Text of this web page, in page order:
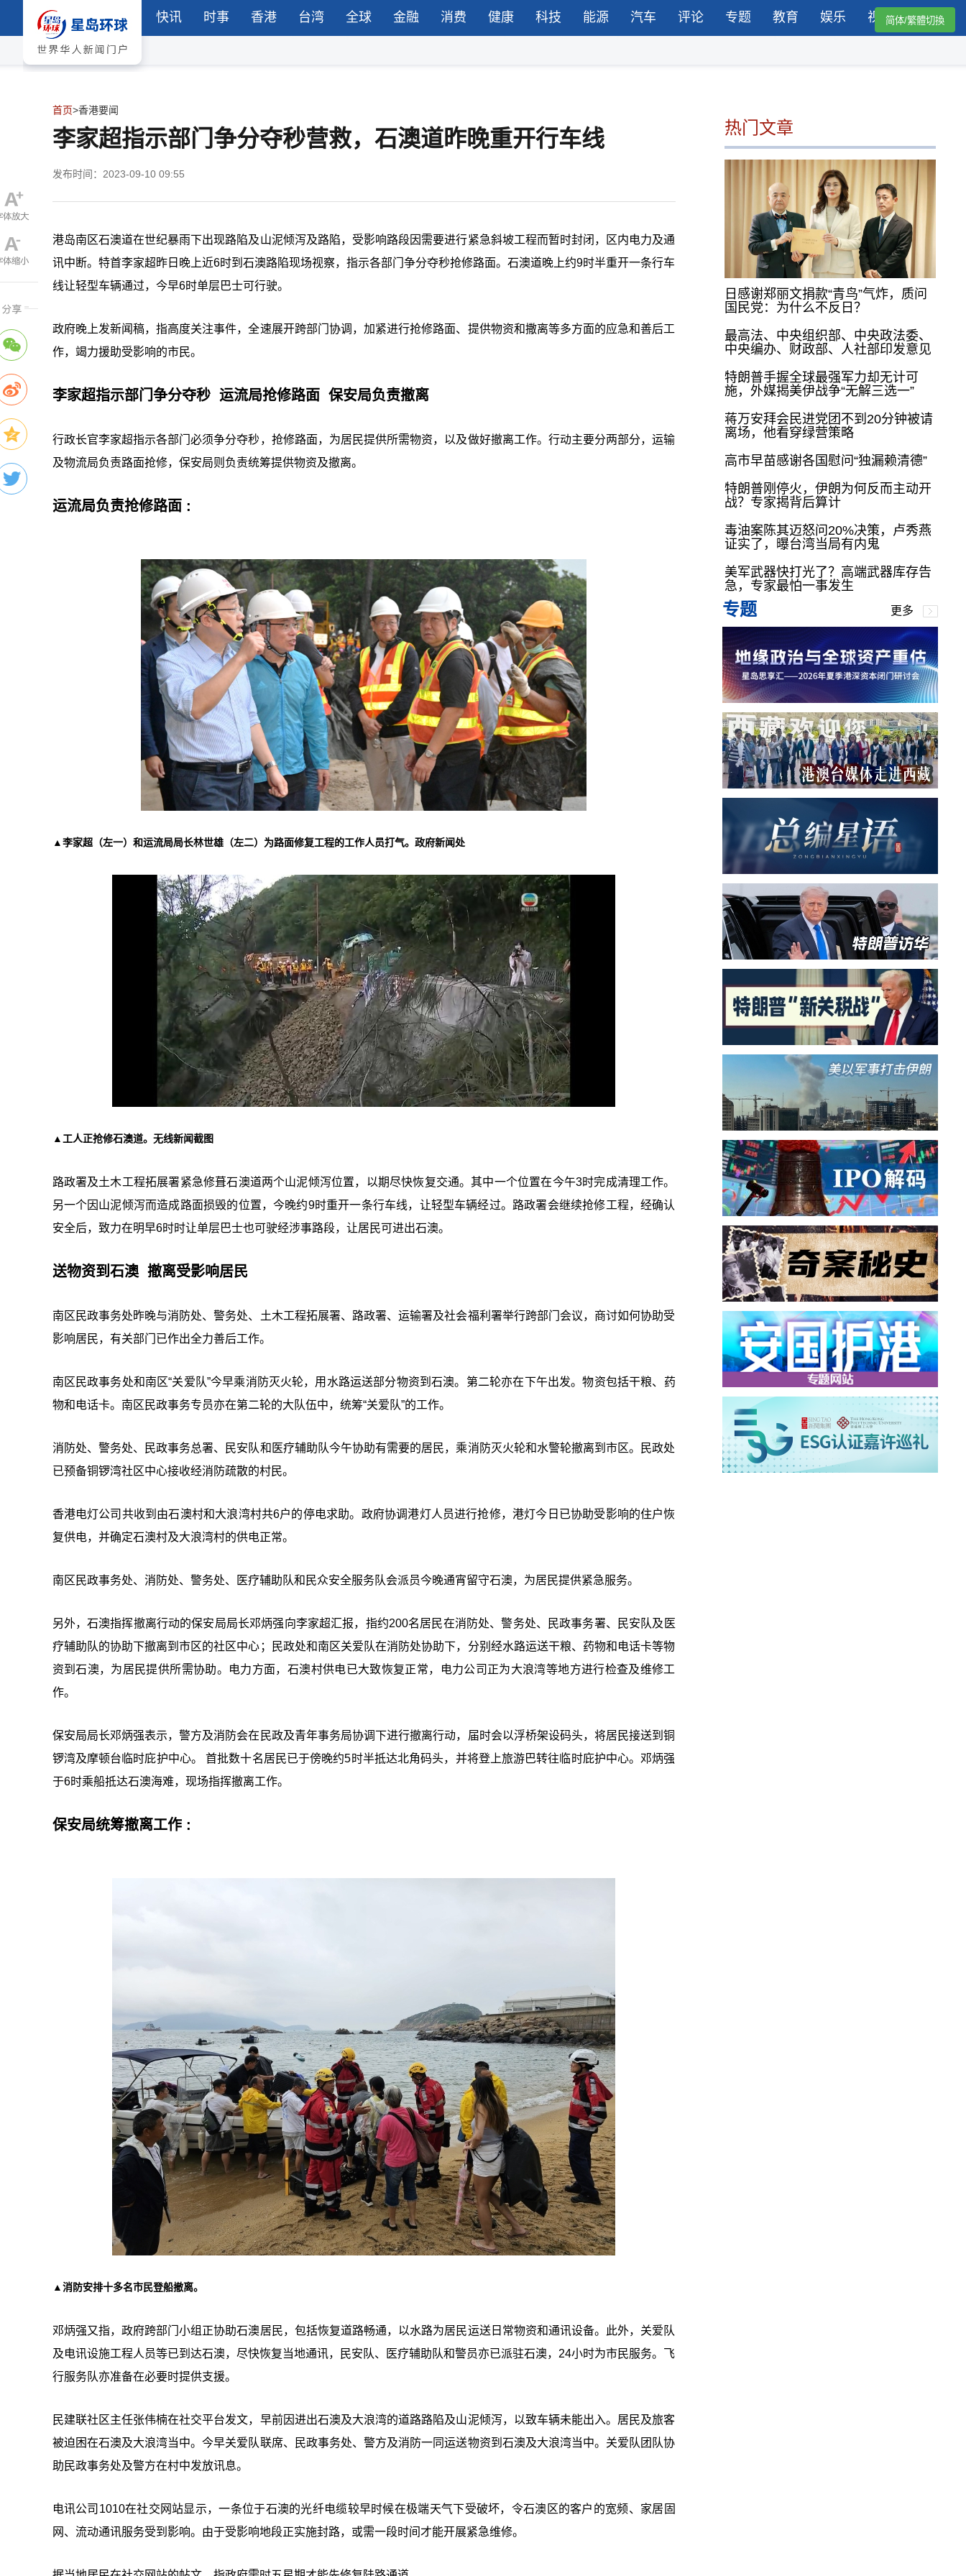
快讯 时事 香港 台湾 全球 金融 消费 健康 科技 能源 汽车 评论 专题 教育 娱乐 视频简体/繁體切換
首页>香港要闻
李家超指示部门争分夺秒营救，石澳道昨晚重开行车线
发布时间：2023-09-10 09:55
港岛南区石澳道在世纪暴雨下出现路陷及山泥倾泻及路陷，受影响路段因需要进行紧急斜坡工程而暂时封闭，区内电力及通
讯中断。特首李家超昨日晚上近6时到石澳路陷现场视察，指示各部门争分夺秒抢修路面。石澳道晚上约9时半重开一条行车
线让轻型车辆通过，今早6时单层巴士可行驶。
政府晚上发新闻稿，指高度关注事件，全速展开跨部门协调，加紧进行抢修路面、提供物资和撒离等多方面的应急和善后工
作，竭力援助受影响的市民。
李家超指示部门争分夺秒 运流局抢修路面 保安局负责撤离
行政长官李家超指示各部门必须争分夺秒，抢修路面，为居民提供所需物资，以及做好撤离工作。行动主要分两部分，运输
及物流局负责路面抢修，保安局则负责统筹提供物资及撤离。
运流局负责抢修路面 :
▲李家超（左一）和运流局局长林世雄（左二）为路面修复工程的工作人员打气。政府新闻处
▲工人正抢修石澳道。无线新闻截图
路政署及土木工程拓展署紧急修葺石澳道两个山泥倾泻位置，以期尽快恢复交通。其中一个位置在今午3时完成清理工作。
另一个因山泥倾泻而造成路面损毁的位置，今晚约9时重开一条行车线，让轻型车辆经过。路政署会继续抢修工程，经确认
安全后，致力在明早6时时让单层巴士也可驶经涉事路段，让居民可进出石澳。
送物资到石澳 撤离受影响居民
南区民政事务处昨晚与消防处、警务处、土木工程拓展署、路政署、运输署及社会福利署举行跨部门会议，商讨如何协助受
影响居民，有关部门已作出全力善后工作。
南区民政事务处和南区“关爱队”今早乘消防灭火轮，用水路运送部分物资到石澳。第二轮亦在下午出发。物资包括干粮、药
物和电话卡。南区民政事务专员亦在第二轮的大队伍中，统筹“关爱队”的工作。
消防处、警务处、民政事务总署、民安队和医疗辅助队今午协助有需要的居民，乘消防灭火轮和水警轮撤离到市区。民政处
已预备铜锣湾社区中心接收经消防疏散的村民。
香港电灯公司共收到由石澳村和大浪湾村共6户的停电求助。政府协调港灯人员进行抢修，港灯今日已协助受影响的住户恢
复供电，并确定石澳村及大浪湾村的供电正常。
南区民政事务处、消防处、警务处、医疗辅助队和民众安全服务队会派员今晚通宵留守石澳，为居民提供紧急服务。
另外，石澳指挥撤离行动的保安局局长邓炳强向李家超汇报，指约200名居民在消防处、警务处、民政事务署、民安队及医
疗辅助队的协助下撤离到市区的社区中心；民政处和南区关爱队在消防处协助下，分别经水路运送干粮、药物和电话卡等物
资到石澳，为居民提供所需协助。电力方面，石澳村供电已大致恢复正常，电力公司正为大浪湾等地方进行检查及维修工
作。
保安局局长邓炳强表示，警方及消防会在民政及青年事务局协调下进行撤离行动，届时会以浮桥架设码头，将居民接送到铜
锣湾及摩顿台临时庇护中心。 首批数十名居民已于傍晚约5时半抵达北角码头，并将登上旅游巴转往临时庇护中心。邓炳强
于6时乘船抵达石澳海难，现场指挥撤离工作。
保安局统筹撤离工作 :
▲消防安排十多名市民登船撤离。
邓炳强又指，政府跨部门小组正协助石澳居民，包括恢复道路畅通，以水路为居民运送日常物资和通讯设备。此外，关爱队
及电讯设施工程人员等已到达石澳，尽快恢复当地通讯，民安队、医疗辅助队和警员亦已派驻石澳，24小时为市民服务。飞
行服务队亦准备在必要时提供支援。
民建联社区主任张伟楠在社交平台发文，早前因进出石澳及大浪湾的道路路陷及山泥倾泻，以致车辆未能出入。居民及旅客
被迫困在石澳及大浪湾当中。今早关爱队联席、民政事务处、警方及消防一同运送物资到石澳及大浪湾当中。关爱队团队协
助民政事务处及警方在村中发放讯息。
电讯公司1010在社交网站显示，一条位于石澳的光纤电缆较早时候在极端天气下受破坏，令石澳区的客户的宽频、家居固
网、流动通讯服务受到影响。由于受影响地段正实施封路，或需一段时间才能开展紧急维修。
热门文章
日感谢郑丽文捐款“青鸟”气炸，质问
国民党：为什么不反日？
最高法、中央组织部、中央政法委、
中央编办、财政部、人社部印发意见
特朗普手握全球最强军力却无计可
施，外媒揭美伊战争“无解三选一”
蒋万安拜会民进党团不到20分钟被请
离场，他看穿绿营策略
高市早苗感谢各国慰问“独漏赖清德”
特朗普刚停火，伊朗为何反而主动开
战？专家揭背后算计
毒油案陈其迈怒问20%决策，卢秀燕
证实了，曝台湾当局有内鬼
美军武器快打光了？高端武器库存告
急，专家最怕一事发生
专题 更多